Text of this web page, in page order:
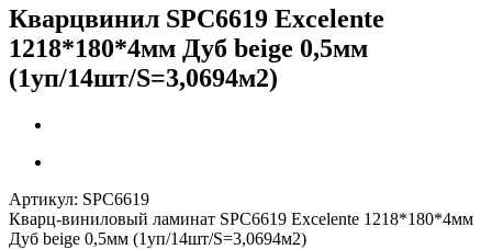
Кварцвинил SPC6619 Excelente
1218*180*4мм Дуб beige 0,5мм
(1уп/14шт/S=3,0694м2)
Артикул: SPC6619
Кварц-виниловый ламинат SPC6619 Excelente 1218*180*4мм
Дуб beige 0,5мм (1уп/14шт/S=3,0694м2)